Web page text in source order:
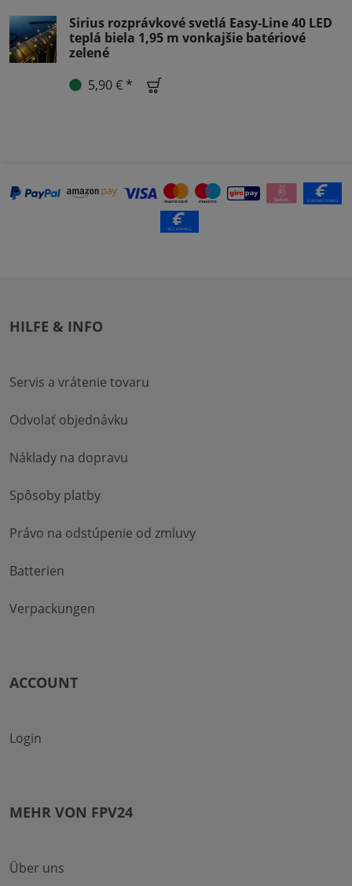
Sirius rozprávkové svetlá Easy-Line 40 LED
teplá biela 1,95 m vonkajšie batériové
zelené
5,90 € *
HILFE & INFO
Servis a vrátenie tovaru
Odvolať objednávku
Náklady na dopravu
Spôsoby platby
Právo na odstúpenie od zmluvy
Batterien
Verpackungen
ACCOUNT
Login
MEHR VON FPV24
Über uns